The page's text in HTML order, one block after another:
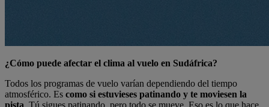
¿Cómo puede afectar el clima al vuelo en Sudáfrica?
Todos los programas de vuelo varían dependiendo del tiempo
atmosférico. Es como si estuvieses patinando y te moviesen la